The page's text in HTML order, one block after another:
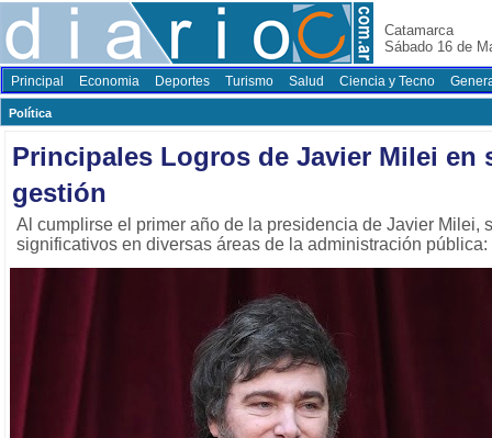
Catamarca
Sábado 16 de
Principal Economia Deportes Turismo Salud Ciencia y Tecno
Polí­tica
Principales Logros de Javier Milei en
gestión
Al cumplirse el primer año de la presidencia de Javier Milei,
significativos en diversas áreas de la administración pública: